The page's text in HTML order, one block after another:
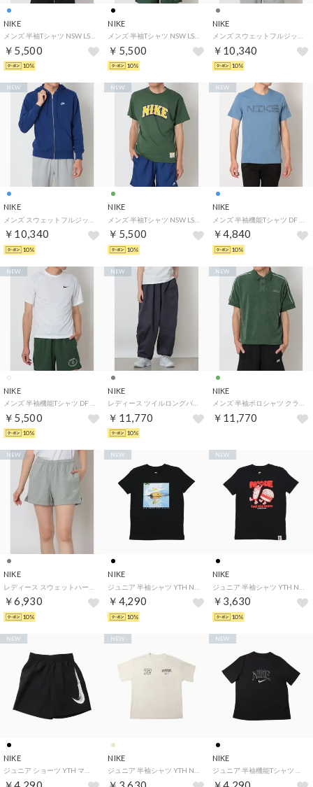
NIKE
￥5,500
10%
NIKE
￥5,500
10%
NIKE
￥10,340
10%
NIKE
￥10,340
NEW
10%
NIKE
￥5,500
NEW
10%
NIKE
￥4,840
NEW
10%
NIKE
￥5,500
NEW
10%
NIKE
￥11,770
NEW
10%
NIKE
￥11,770
NEW
NIKE
￥6,930
NEW
10%
NIKE
￥4,290
NEW
10%
NIKE
￥3,630
NEW
10%
NIKE
NEW
NIKE
NEW
NIKE
NEW